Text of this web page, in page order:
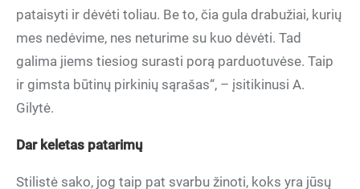
pataisyti ir dėvėti toliau. Be to, čia gula drabužiai, kurių
mes nedėvime, nes neturime su kuo dėvėti. Tad
galima jiems tiesiog surasti porą parduotuvėse. Taip
ir gimsta būtinų pirkinių sąrašas“, – įsitikinusi A.
Gilytė.
Dar keletas patarimų
Stilistė sako, jog taip pat svarbu žinoti, koks yra jūsų